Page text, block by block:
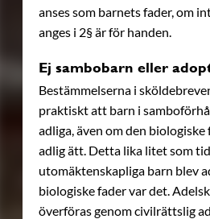
anses som barnets fader, om
anges i 2§ är för handen.
Ej sambobarn eller
Bestämmelserna i
praktiskt att barn i
adliga, även om den
adlig ätt. Detta lika litet som
utomäktenskapliga barn blev
biologiske fader var det.
överföras genom civilrättslig